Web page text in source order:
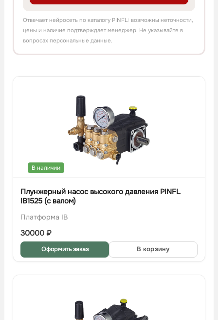
Отвечает нейросеть по каталогу PINFL: возможны неточности,
цены и наличие подтверждает менеджер. Не указывайте в
вопросах персональные данные.
В наличии
Плунжерный насос высокого давления PINFL
IB1525 (с валом)
Платформа IB
30000 ₽
Оформить заказ В корзину